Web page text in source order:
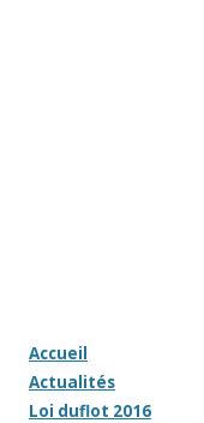
Accueil
Actualités
Loi duflot 2016